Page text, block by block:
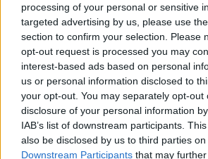
processing of your personal or sensitive
targeted advertising by us, please use
section to confirm your selection. Please
opt-out request is processed you may
interest-based ads based on personal
us or personal information disclosed to
your opt-out. You may separately opt-out
disclosure of your personal information
IAB’s list of downstream participants.
also be disclosed by us to third parties on
Downstream Participants that may
Ranking de Marco Romero TOP